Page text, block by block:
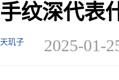
手纹深代表
天玑子 2025-01-